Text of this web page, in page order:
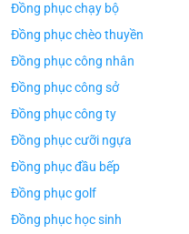
Đồng phục chạy bộ
Đồng phục chèo thuyền
Đồng phục công nhân
Đồng phục công sở
Đồng phục công ty
Đồng phục cưỡi ngựa
Đồng phục đầu bếp
Đồng phục golf
Đồng phục học sinh